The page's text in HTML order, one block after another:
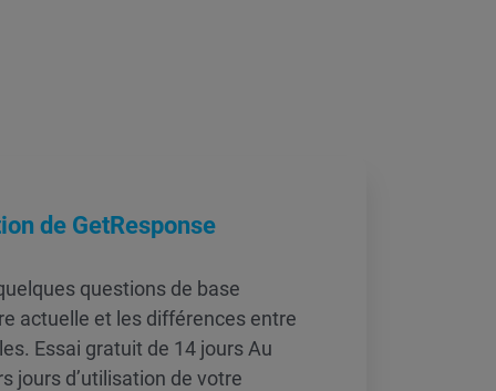
de GetResponse
questions de base
actuelle et les différences entre
Essai gratuit de 14 jours Au
jours d’utilisation de votre